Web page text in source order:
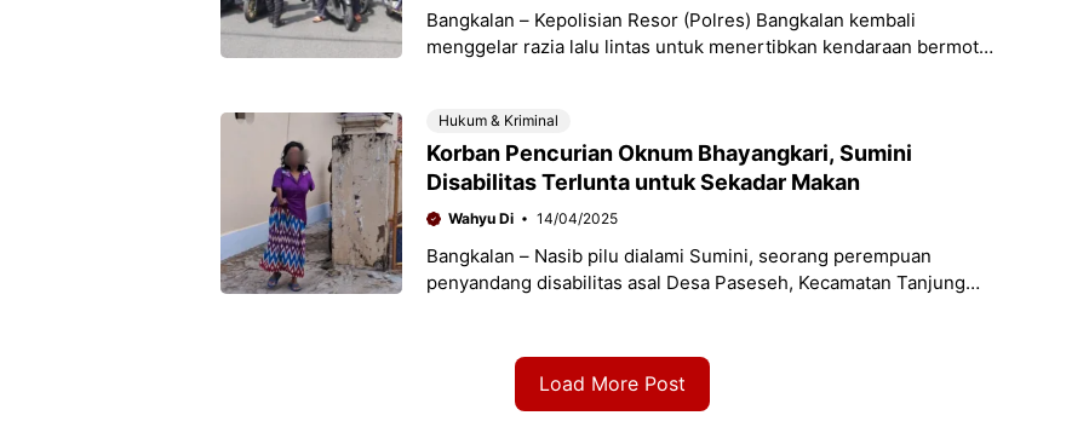
Bangkalan – Kepolisian Resor (Polres) Bangkalan kembali
menggelar razia lalu lintas untuk menertibkan kendaraan bermotor
Hukum & Kriminal
Korban Pencurian Oknum Bhayangkari, Sumini
Disabilitas Terlunta untuk Sekadar Makan
Wahyu Di 14/04/2025
Bangkalan – Nasib pilu dialami Sumini, seorang perempuan
penyandang disabilitas asal Desa Paseseh, Kecamatan Tanjung
Load More Post